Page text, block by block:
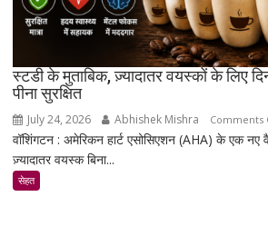
स्टडी के मुताबिक, ज़्यादातर वयस्कों के लिए
पीना सुरक्षित
July 24, 2026 Abhishek Mishra Comments
वॉशिंगटन : अमेरिकन हार्ट एसोसिएशन (AHA) के एक नए
ज़्यादातर वयस्क बिना...
सेहत